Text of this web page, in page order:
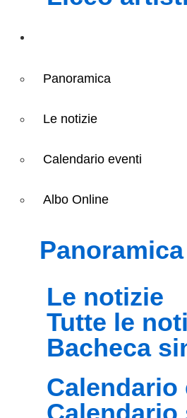
Panoramica
Le notizie
Calendario eventi
Albo Online
panoramica
le notizie
tutte le
bacheca